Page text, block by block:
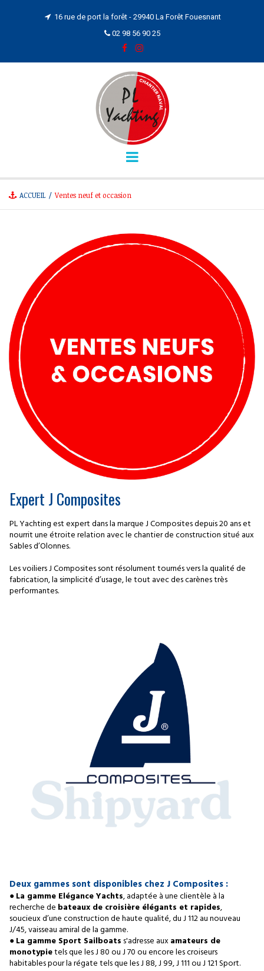
 16 rue de port la forêt - 29940 La Forêt Fouesnant
02 98 56 90 25


ACCUEIL / Ventes neuf et occasion
Expert J Composites
PL Yachting est expert dans la marque J Composites depuis 20 ans et
nourrit une étroite relation avec le chantier de construction situé aux
Sables d’Olonnes.
Les voiliers J Composites sont résolument tournés vers la qualité de
fabrication, la simplicité d’usage, le tout avec des carènes très
performantes.
Deux gammes sont disponibles chez J Composites :
●La gamme Elégance Yachts, adaptée à une clientèle à la
recherche de bateaux de croisière élégants et rapides,
soucieux d’une construction de haute qualité, du J 112 au nouveau
J/45, vaisseau amiral de la gamme.
●La gamme Sport Sailboats s'adresse aux amateurs de
monotypietels que les J 80 ou J 70 ou encore les croiseurs
habitables pour la régate tels que les J 88, J 99, J 111 ou J 121 Sport.